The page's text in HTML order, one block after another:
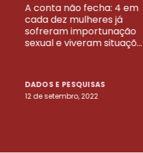
A conta não fecha: 4 em
cada dez mulheres já
sofreram importunação
sexual e viveram situaçõ...
DADOS E PESQUISAS
12 de setembro, 2022